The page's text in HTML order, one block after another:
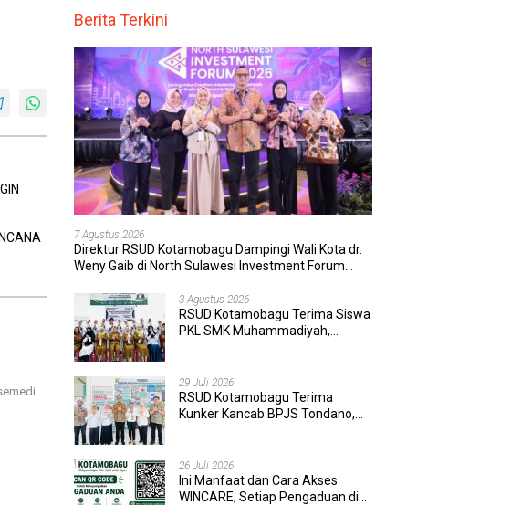
Berita Terkini
7 Agustus 2026
Direktur RSUD Kotamobagu Dampingi Wali Kota dr.
Weny Gaib di North Sulawesi Investment Forum
3 Agustus 2026
RSUD Kotamobagu Terima Siswa
PKL SMK Muhammadiyah,
29 Juli 2026
RSUD Kotamobagu Terima
Kunker Kancab BPJS Tondano,
26 Juli 2026
Ini Manfaat dan Cara Akses
WINCARE, Setiap Pengaduan di